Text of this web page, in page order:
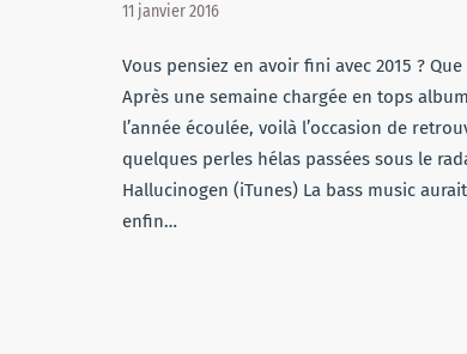
11 janvier 2016
Vous pensiez en avoir fini avec 2015 ?
Après une semaine chargée en tops
l’année écoulée, voilà l’occasion de
quelques perles hélas passées sous le
Hallucinogen (iTunes) La bass music
enfin…